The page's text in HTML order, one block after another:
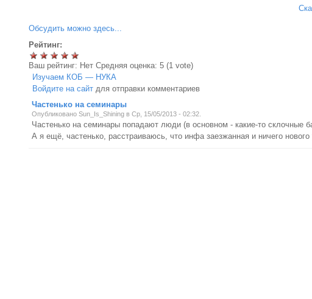
Обсудить можно здесь...
Рейтинг:
Ваш рейтинг: Нет Средняя оценка: 5 (1vote)
Изучаем КОБ — НУКА
Войдите на сайт для отправки комментариев
Частенько на семинары
Опубликовано Sun_Is_Shining в Ср, 15/05/2013 - 02:32.
Частенько на семинары попадают люди (в основном - какие-то склочные
А я ещё, частенько, расстраиваюсь, что инфа заезжанная и ничего